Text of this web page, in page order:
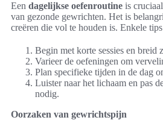
Een dagelijkse oefenroutine is
van gezonde gewrichten. Het is
creëren die vol te houden is. Enkele
Begin met korte sessies en breid
Varieer de oefeningen om
Plan specifieke tijden in de dag
Luister naar het lichaam en pas
nodig.
Oorzaken van gewrichtspijn